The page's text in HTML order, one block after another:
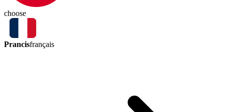
choose
Prancisfrançais